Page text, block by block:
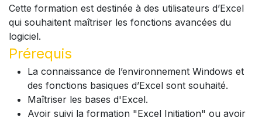
Cette formation est destinée à des utilisateurs d’Excel
qui souhaitent maîtriser les fonctions avancées du
logiciel.
Prérequis
La connaissance de l’environnement Windows et
des fonctions basiques d’Excel sont souhaité.
Maîtriser les bases d'Excel.
Avoir suivi la formation "Excel Initiation" ou avoir